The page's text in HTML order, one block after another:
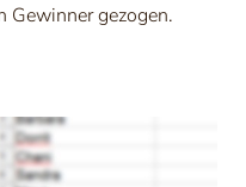
Gewinner gezogen.